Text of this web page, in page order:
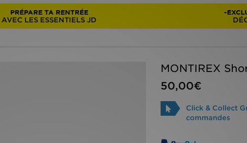
PRÉPARE TA RENTRÉE
AVEC LES ESSENTIELS JD
-
MONTIREX
50,00€
Click & Collect
commandes